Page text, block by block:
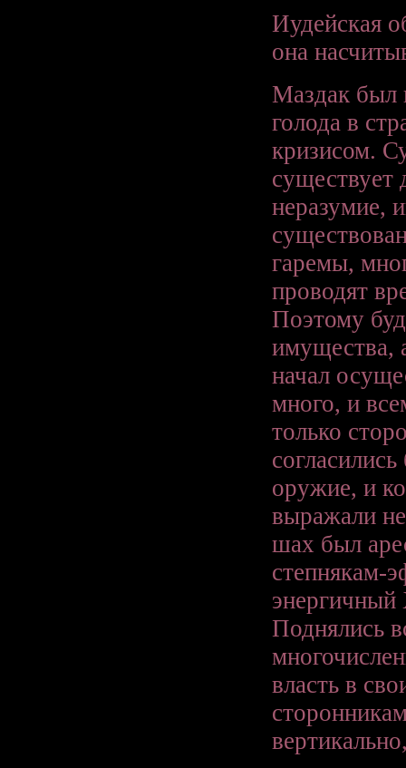
Иудейская
она
Маздак был
голода в
кризисом.
неразумие,
гаремы,
проводят
Поэтому
имущества,
начал
много, и
только
оружие, и
выражали
шах был
степнякам-
энергичный
Поднялись
власть в